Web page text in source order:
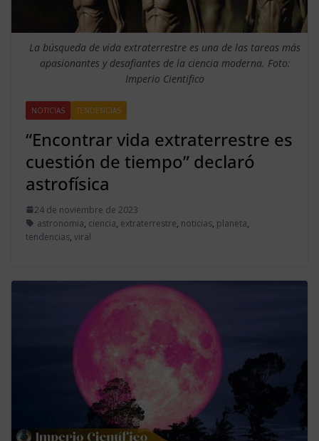
La búsqueda de vida extraterrestre es una de las tareas más
apasionantes y desafiantes de la ciencia moderna. Foto:
Imperio Cientifico
NOTICIAS TENDENCIAS
“Encontrar vida extraterrestre es
cuestión de tiempo” declaró
astrofísica
24 de noviembre de 2023
astronomia, ciencia, extraterrestre, noticias, planeta,
tendencias, viral